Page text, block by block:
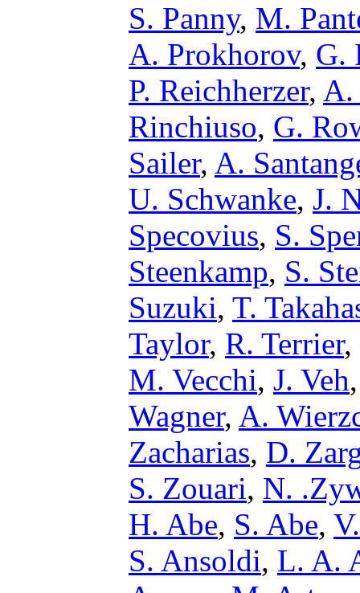
S. Panny, M.
A. Prokhorov, G.
P. Reichherzer, A.
Rinchiuso, G.
Sailer, A.
U. Schwanke, J.
Specovius, S.
Steenkamp, S.
Suzuki, T.
Taylor, R. Terrier,
M. Vecchi, J. Veh
Wagner, A.
Zacharias, D.
S. Zouari, N.
H. Abe, S. Abe,
S. Ansoldi, L. A.